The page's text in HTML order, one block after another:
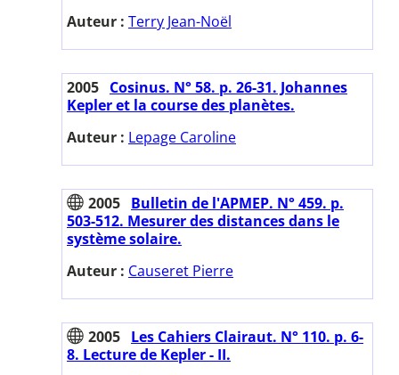
Auteur : Terry Jean-Noël
2005 Cosinus. N° 58. p. 26-31. Johannes
Kepler et la course des planètes.
Auteur : Lepage Caroline
2005 Bulletin de l'APMEP. N° 459. p.
503-512. Mesurer des distances dans le
système solaire.
Auteur : Causeret Pierre
2005 Les Cahiers Clairaut. N° 110. p. 6-
8. Lecture de Kepler - II.